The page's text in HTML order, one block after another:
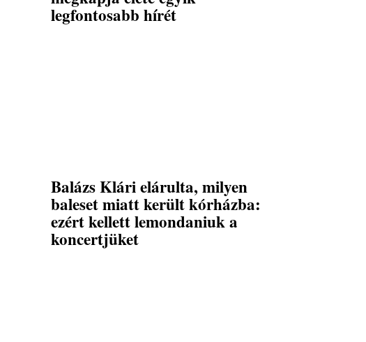
legfontosabb hírét
Balázs Klári elárulta, milyen
baleset miatt került kórházba:
ezért kellett lemondaniuk a
koncertjüket